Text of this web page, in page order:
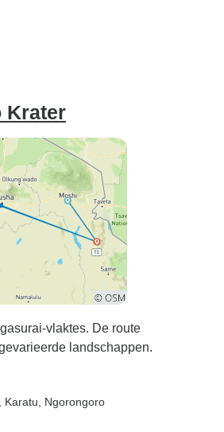
Krater
vlaktes. De route
landschappen.
Karatu , Ngorongoro